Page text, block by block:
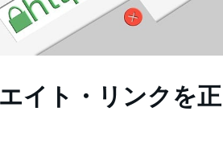
イト・リンクを正